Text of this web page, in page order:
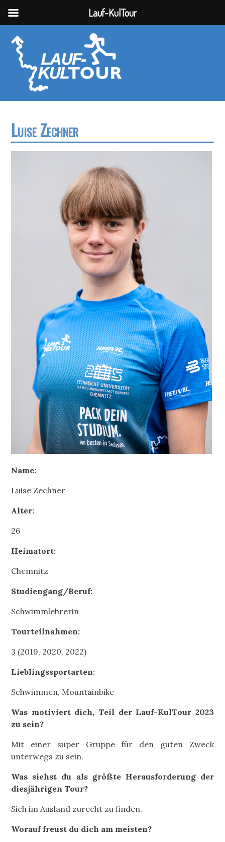
Luise Zechner
Name:
Luise Zechner
Alter:
26
Heimatort:
Chemnitz
Studiengang/Beruf:
Schwimmlehrerin
Tourteilnahmen:
3 (2019, 2020, 2022)
Lieblingssportarten:
Schwimmen, Mountainbike
Was motiviert dich, Teil der Lauf-KulTour 2023
zu sein?
Mit einer super Gruppe für den guten Zweck
unterwegs zu sein.
Was siehst du als größte Herausforderung der
diesjährigen Tour?
Sich im Ausland zurecht zu finden.
Worauf freust du dich am meisten?
Lauf-KulTour